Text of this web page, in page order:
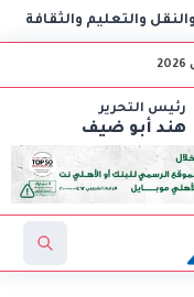
والثقافة
رئيس التحرير
هند أبو ضيف